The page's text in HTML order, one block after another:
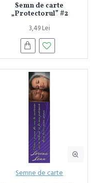
Semn de carte
„Protectorul” #2
3,49 Lei
Semne de carte